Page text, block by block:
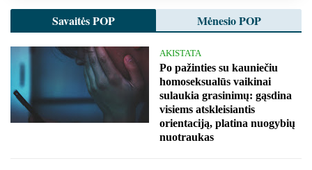
Savaitės POP Mėnesio POP
AKISTATA
Po pažinties su kauniečiu
homoseksualūs vaikinai
sulaukia grasinimų: gąsdina
visiems atskleisiantis
orientaciją, platina nuogybių
nuotraukas